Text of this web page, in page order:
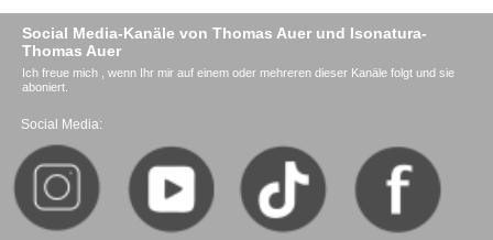
Social Media-Kanäle von Thomas Auer und Isonatura-
Thomas Auer
Ich freue mich , wenn Ihr mir auf einem oder mehreren dieser Kanäle folgt und sie
aboniert.
Social Media: